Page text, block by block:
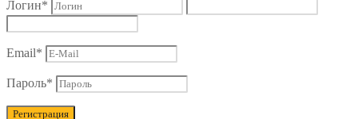
Логин*
Email*
Пароль*